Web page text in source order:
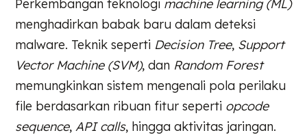
Perkembangan teknologi machine learning (ML)
menghadirkan babak baru dalam deteksi
malware. Teknik seperti Decision Tree, Support
Vector Machine (SVM), dan Random Forest
memungkinkan sistem mengenali pola perilaku
file berdasarkan ribuan fitur seperti opcode
sequence, API calls, hingga aktivitas jaringan.